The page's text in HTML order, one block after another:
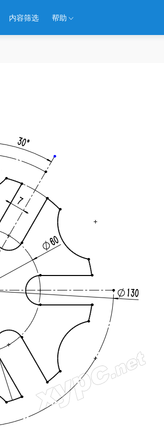
内容筛选 帮助